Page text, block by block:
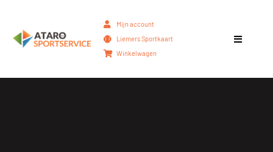
Mijn account
Liemers Sportkaart
Winkelwagen